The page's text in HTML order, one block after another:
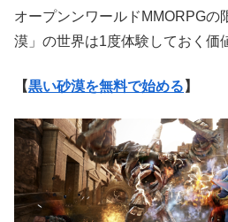
オープンンワールドMMORPGの
漠」の世界は1度体験しておく価
【黒い砂漠を無料で始める 】